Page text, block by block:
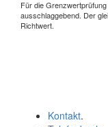
Für die
ausschlaggebend. Der
Richtwert.
Kontakt.